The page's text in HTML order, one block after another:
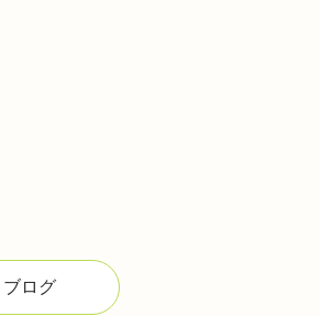
ブログ